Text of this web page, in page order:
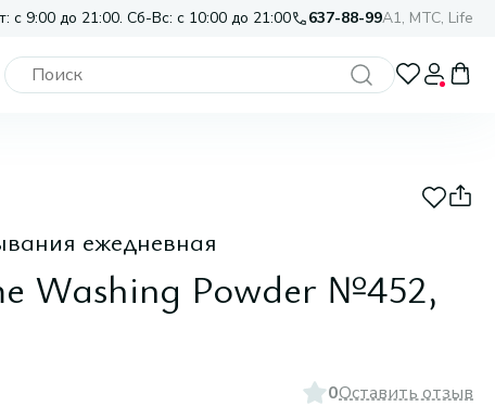
с 9:00 до 21:00. Сб-Вс: с 10:00 до 21:00 637-88-99A1, МТС, Life
ежедневная
Washing Powder №452,
0Оставить отзыв